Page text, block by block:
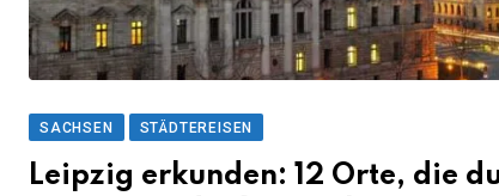
SACHSEN STÄDTEREISEN
Leipzig erkunden: 12 Orte, die